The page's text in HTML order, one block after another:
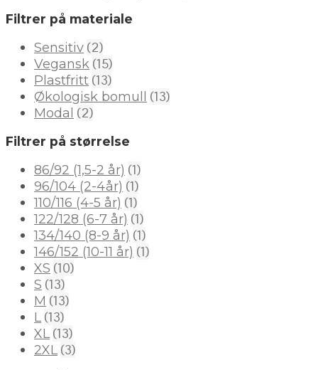
Filtrer på materiale
Sensitiv (2)
Vegansk (15)
Plastfritt (13)
Økologisk bomull (13)
Modal (2)
Filtrer på størrelse
86/92 (1,5-2 år) (1)
96/104 (2-4år) (1)
110/116 (4-5 år) (1)
122/128 (6-7 år) (1)
134/140 (8-9 år) (1)
146/152 (10-11 år) (1)
XS (10)
S (13)
M (13)
L (13)
XL (13)
2XL (3)